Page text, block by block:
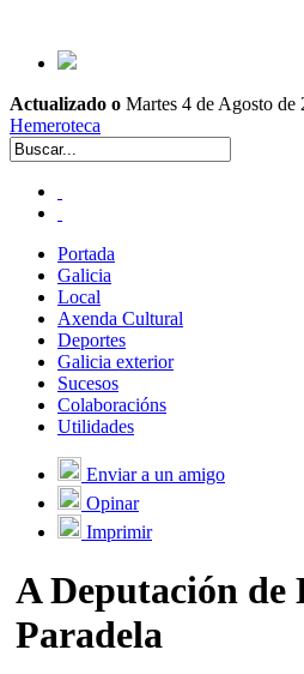
Actualizado o Martes 4 de Agosto de
Hemeroteca
Portada
Galicia
Local
Axenda Cultural
Deportes
Galicia exterior
Sucesos
Colaboracións
Utilidades
Enviar a un amigo
Opinar
Imprimir
A Deputación de
Paradela